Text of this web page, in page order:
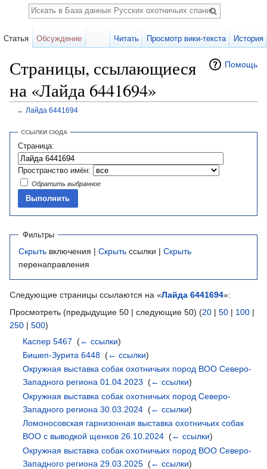
Помощь
Страницы, ссылающиеся
на «Лайда 6441694»
← Лайда 6441694
ССЫЛКИ СЮДА
Страница:
Пространство имён:
Обратить выбранное
Фильтры
Скрыть включения | Скрыть ссылки | Скрыть
перенаправления
Следующие страницы ссылаются на «Лайда 6441694»:
Просмотреть (предыдущие 50 | следующие 50) (20 | 50 | 100 |
250 | 500)
Каспер 5467 ‎(← ссылки)
Бишеп-Зурита 6448 ‎(← ссылки)
Окружная выставка собак охотничьих пород ВОО Северо-
Западного региона 01.04.2023 ‎(← ссылки)
Окружная выставка собак охотничьих пород Северо-
Западного региона 30.03.2024 ‎(← ссылки)
Ломоносовская гарнизонная выставка охотничьих собак
ВОО с выводкой щенков 26.10.2024 ‎(← ссылки)
Окружная выставка собак охотничьих пород ВОО Северо-
Западного региона 29.03.2025 ‎(← ссылки)
Статья Обсуждение Читать Просмотр вики-текста История
Поиск